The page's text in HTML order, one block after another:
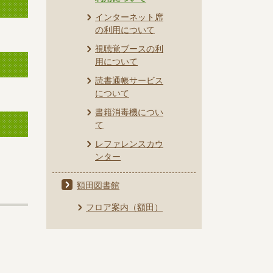
インターネット席
の利用について
視聴覚ブースの利
用について
読書通帳サービス
について
書籍消毒機につい
て
レファレンスカウ
ンター
額田図書館
フロア案内（額田）